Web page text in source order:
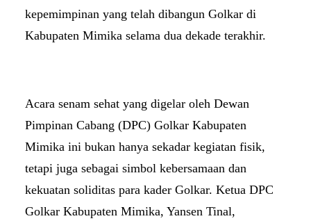
kepemimpinan yang telah dibangun Golkar di
Kabupaten Mimika selama dua dekade terakhir.
Acara senam sehat yang digelar oleh Dewan
Pimpinan Cabang (DPC) Golkar Kabupaten
Mimika ini bukan hanya sekadar kegiatan fisik,
tetapi juga sebagai simbol kebersamaan dan
kekuatan soliditas para kader Golkar. Ketua DPC
Golkar Kabupaten Mimika, Yansen Tinal,